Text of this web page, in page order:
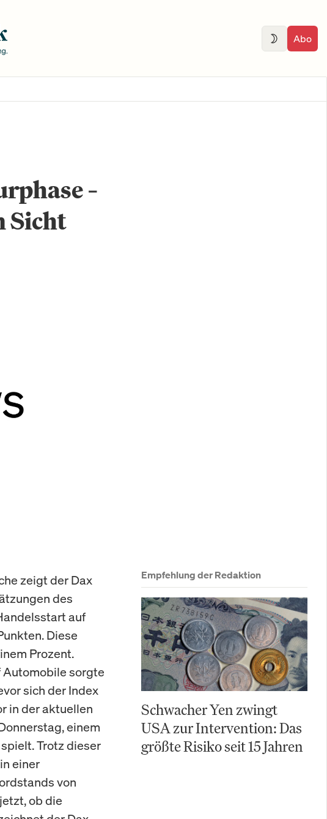
Abo
–
Sicht
zeigt der Dax
des
auf
Diese
Prozent.
sorgte
sich der Index
in der aktuellen
einem
Trotz dieser
einer
von
ob die
Empfehlung der Redaktion
Schwacher Yen zwingt
USA zur Intervention: Das
größte Risiko seit 15 Jahren